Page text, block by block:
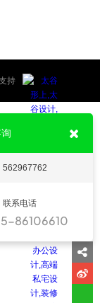
持
562967762
联系电话
86106610